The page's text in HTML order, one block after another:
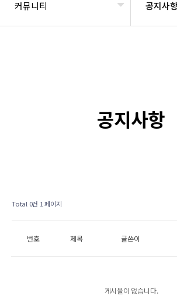
커뮤니티 공지사
공지사항
Total 0건 1 페이지
번호 제목 글쓴이
게시물이 없습니다.